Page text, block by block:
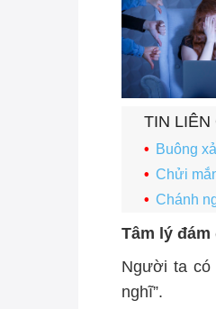
TIN LIÊN
Buông
Chửi
Chánh
Tâm lý
Người ta có
nghĩ”.